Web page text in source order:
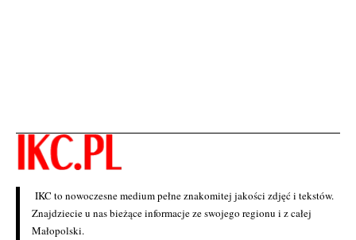
IKC to nowoczesne medium pełne znakomitej jakości zdjęć i tekstów.
Znajdziecie u nas bieżące informacje ze swojego regionu i z całej
Małopolski.